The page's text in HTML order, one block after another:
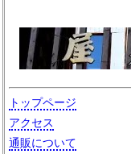
トップページ
アクセス
通販について